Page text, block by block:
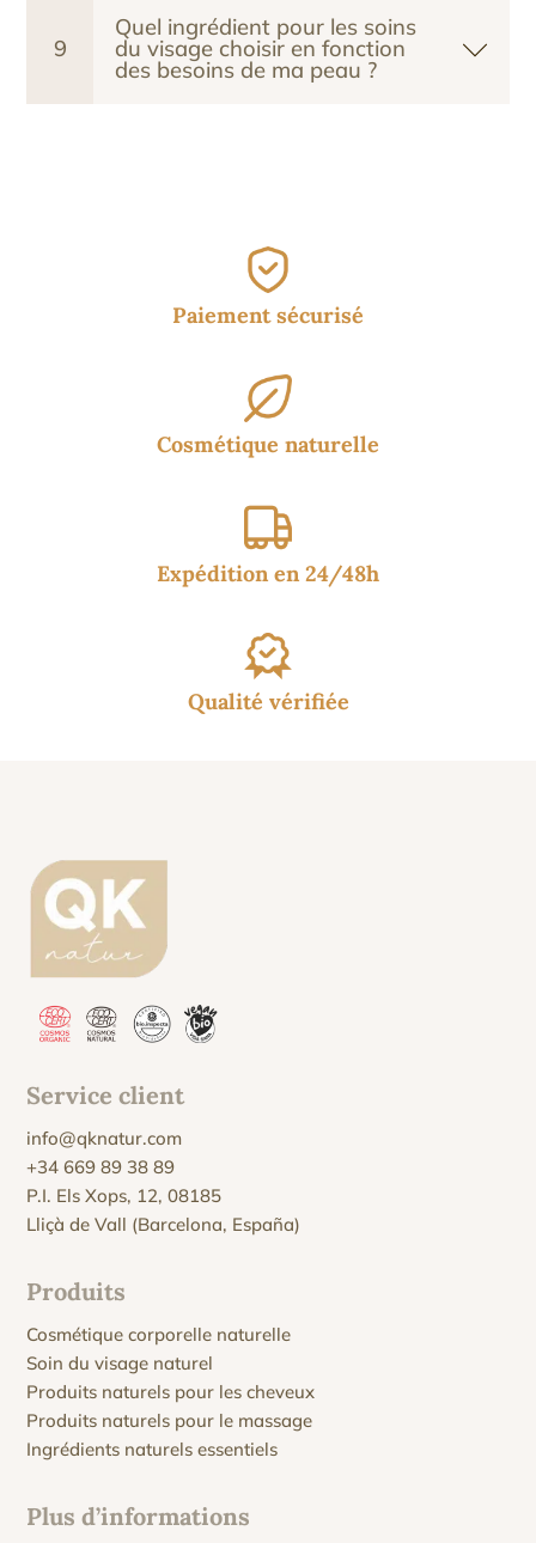
9
Quel ingrédient pour les soins
du visage choisir en fonction
des besoins de ma peau ?
Paiement sécurisé
Cosmétique naturelle
Expédition en 24/48h
Qualité vérifiée
Service client
info@qknatur.com
+34 669 89 38 89
P.I. Els Xops, 12, 08185
Lliçà de Vall (Barcelona, España)
Produits
Cosmétique corporelle naturelle
Soin du visage naturel
Produits naturels pour les cheveux
Produits naturels pour le massage
Ingrédients naturels essentiels
Plus d’informations